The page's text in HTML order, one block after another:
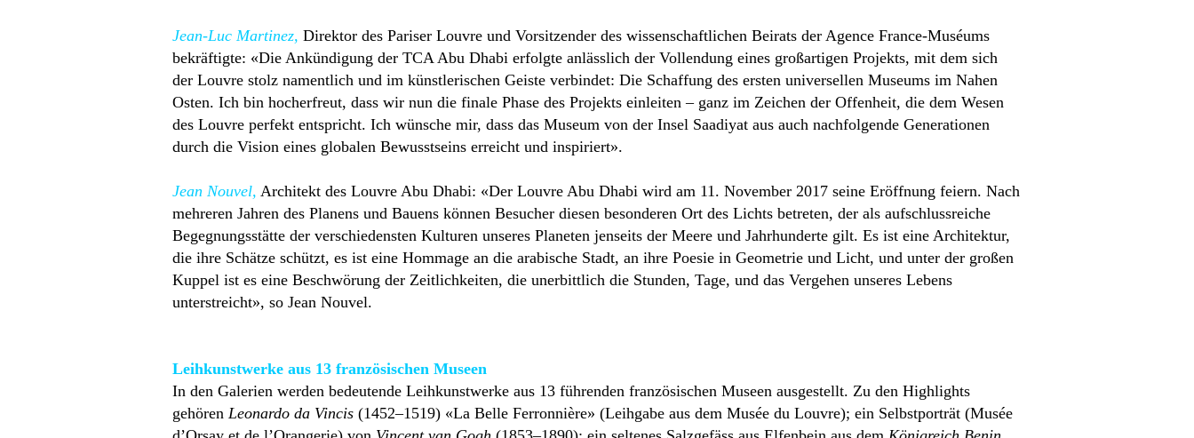
Jean-Luc Martinez, Direktor des Pariser Louvre und Vorsitzender des wissenschaftlichen Beirats der Agence France-Muséums
bekräftigte: «Die Ankündigung der TCA Abu Dhabi erfolgte anlässlich der Vollendung eines großartigen Projekts, mit dem sich
der Louvre stolz namentlich und im künstlerischen Geiste verbindet: Die Schaffung des ersten universellen Museums im Nahen
Osten. Ich bin hocherfreut, dass wir nun die finale Phase des Projekts einleiten – ganz im Zeichen der Offenheit, die dem Wesen
des Louvre perfekt entspricht. Ich wünsche mir, dass das Museum von der Insel Saadiyat aus auch nachfolgende Generationen
durch die Vision eines globalen Bewusstseins erreicht und inspiriert».
Jean Nouvel, Architekt des Louvre Abu Dhabi: «Der Louvre Abu Dhabi wird am 11. November 2017 seine Eröffnung feiern. Nach
mehreren Jahren des Planens und Bauens können Besucher diesen besonderen Ort des Lichts betreten, der als aufschlussreiche
Begegnungsstätte der verschiedensten Kulturen unseres Planeten jenseits der Meere und Jahrhunderte gilt. Es ist eine Architektur,
die ihre Schätze schützt, es ist eine Hommage an die arabische Stadt, an ihre Poesie in Geometrie und Licht, und unter der großen
Kuppel ist es eine Beschwörung der Zeitlichkeiten, die unerbittlich die Stunden, Tage, und das Vergehen unseres Lebens
unterstreicht», so Jean Nouvel.
Leihkunstwerke aus 13 französischen Museen
In den Galerien werden bedeutende Leihkunstwerke aus 13 führenden französischen Museen ausgestellt. Zu den Highlights
gehören Leonardo da Vincis (1452–1519) «La Belle Ferronnière» (Leihgabe aus dem Musée du Louvre); ein Selbstporträt (Musée